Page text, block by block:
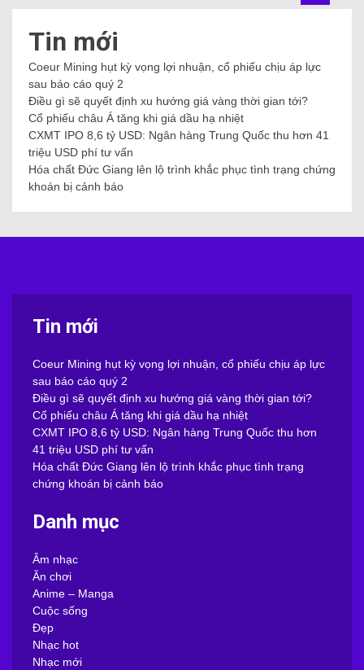
Tin mới
Coeur Mining hụt kỳ vọng lợi nhuận, cổ phiếu chịu áp lực
sau báo cáo quý 2
Điều gì sẽ quyết định xu hướng giá vàng thời gian tới?
Cổ phiếu châu Á tăng khi giá dầu hạ nhiệt
CXMT IPO 8,6 tỷ USD: Ngân hàng Trung Quốc thu hơn 41
triệu USD phí tư vấn
Hóa chất Đức Giang lên lộ trình khắc phục tình trạng chứng
khoán bị cảnh báo
Tin mới
Coeur Mining hụt kỳ vọng lợi nhuận, cổ phiếu chịu áp lực
sau báo cáo quý 2
Điều gì sẽ quyết định xu hướng giá vàng thời gian tới?
Cổ phiếu châu Á tăng khi giá dầu hạ nhiệt
CXMT IPO 8,6 tỷ USD: Ngân hàng Trung Quốc thu hơn
41 triệu USD phí tư vấn
Hóa chất Đức Giang lên lộ trình khắc phục tình trạng
chứng khoán bị cảnh báo
Danh mục
Âm nhạc
Ăn chơi
Anime – Manga
Cuộc sống
Đẹp
Nhạc hot
Nhạc mới